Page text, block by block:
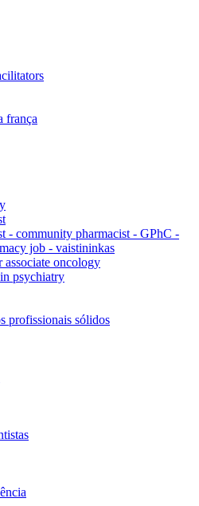
frança
- community pharmacist - GPhC -
job - vaistininkas
associate oncology
psychiatry
profissionais sólidos